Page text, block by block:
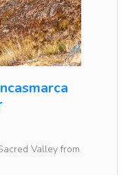
Valley from